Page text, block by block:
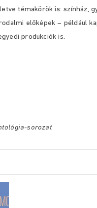
témakörök is: színház,
előképek – például
produkciók is.
sorozat